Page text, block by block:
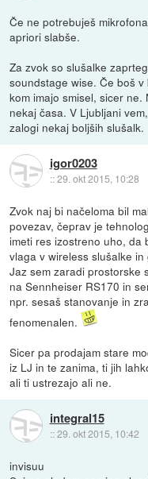
Če ne potrebuješ
apriori slabše.
Za zvok so slušalke
soundstage wise. Če boš
kom imajo smisel, sicer
nekaj časa. V Ljubljani
zalogi nekaj boljših slušalk.
igor0203
::29. okt 2015, 10:28
Zvok naj bi načeloma bil
povezav, čeprav je
imeti res izostreno uho, da
vlaga v wireless slušalke
Jaz sem zaradi prostorske
na Sennheiser RS170 in
npr. sesaš stanovanje in
fenomenalen.
Sicer pa prodajam stare
iz LJ in te zanima, ti jih
ali ti ustrezajo ali ne.
integral15
::29. okt 2015, 10:42
invisuu